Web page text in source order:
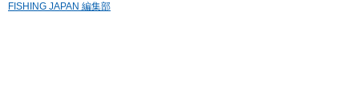
FISHING JAPAN 編集部